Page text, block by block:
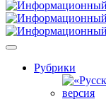
Рубрики